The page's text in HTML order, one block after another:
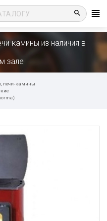
search
камины из наличия в
зале
печи-камины